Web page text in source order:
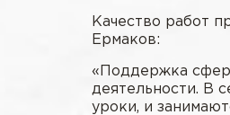
Качество работ
Ермаков:
«Поддержка
деятельности. В
уроки, и